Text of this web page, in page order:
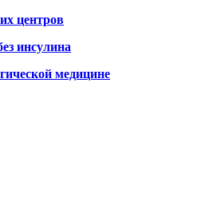
центров
инсулина
медицине